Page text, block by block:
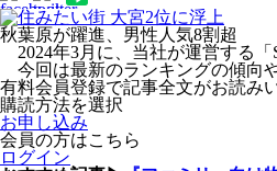
秋葉原が躍進、男性人気8割超
2024年3月に、当社が運営する「
今回は最新のランキングの傾向
有料会員登録で記事全文がお読み
購読方法を選択
お申し込み
会員の方はこちら
ログイン